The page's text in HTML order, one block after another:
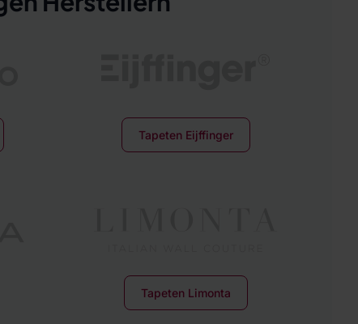
Tapeten Eijffinger
Tapeten Limonta